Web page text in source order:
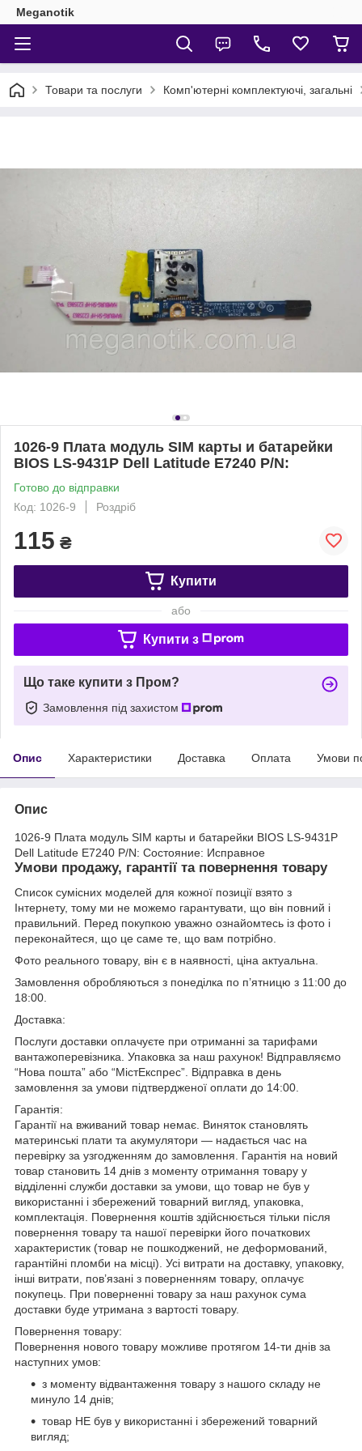
Meganotik
Товари та послуги Комп'ютерні комплектуючі, загальні
1026-9 Плата модуль SIM карты и батарейки
BIOS LS-9431P Dell Latitude E7240 P/N:
Готово до відправки
Код: 1026-9
Роздріб
115 ₴
Купити
або
Купити з
Що таке купити з Пром?
Замовлення під захистом
Опис Характеристики Доставка Оплата Умови
Опис
1026-9 Плата модуль SIM карты и батарейки BIOS LS-9431P
Dell Latitude E7240 P/N: Состояние: Исправное
Умови продажу, гарантії та повернення товару
Список сумісних моделей для кожної позиції взято з
Інтернету, тому ми не можемо гарантувати, що він повний і
правильний. Перед покупкою уважно ознайомтесь із фото і
переконайтеся, що це саме те, що вам потрібно.
Фото реального товару, він є в наявності, ціна актуальна.
Замовлення обробляються з понеділка по п’ятницю з 11:00 до
18:00.
Доставка:
Послуги доставки оплачуєте при отриманні за тарифами
вантажоперевізника. Упаковка за наш рахунок! Відправляємо
“Нова пошта” або “МістЕкспрес”. Відправка в день
замовлення за умови підтвердженої оплати до 14:00.
Гарантія:
Гарантії на вживаний товар немає. Виняток становлять
материнські плати та акумулятори — надається час на
перевірку за узгодженням до замовлення. Гарантія на новий
товар становить 14 днів з моменту отримання товару у
відділенні служби доставки за умови, що товар не був у
використанні і збережений товарний вигляд, упаковка,
комплектація. Повернення коштів здійснюється тільки після
повернення товару та нашої перевірки його початкових
характеристик (товар не пошкоджений, не деформований,
гарантійні пломби на місці). Усі витрати на доставку, упаковку,
інші витрати, пов’язані з поверненням товару, оплачує
покупець. При поверненні товару за наш рахунок сума
доставки буде утримана з вартості товару.
Повернення товару:
Повернення нового товару можливе протягом 14-ти днів за
наступних умов:
з моменту відвантаження товару з нашого складу не
минуло 14 днів;
товар НЕ був у використанні і збережений товарний
вигляд;